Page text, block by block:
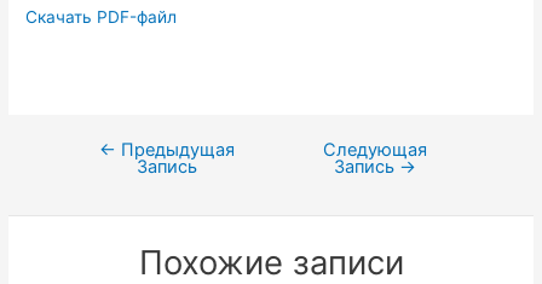
Скачать PDF-файл
Навигация
записям
← Предыдущая
Запись
Следующая
Запись →
Похожие записи